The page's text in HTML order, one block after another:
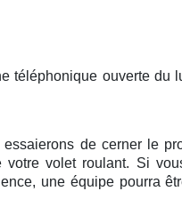
téléphonique ouverte du
de cerner le
volet roulant. Si
une équipe pourra